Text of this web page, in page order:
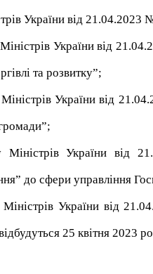
України від
України від
та розвитку”;
України від
Міністрів України
до сфери управління
України від
25 квітня 2023